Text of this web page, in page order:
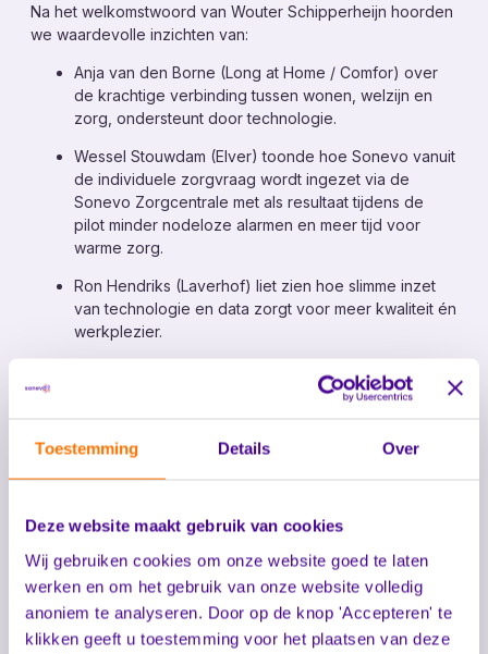
Toestemming Details Over
Deze website maakt gebruik van cookies
Wij gebruiken cookies om onze website goed te laten
werken en om het gebruik van onze website volledig
anoniem te analyseren. Door op de knop 'Accepteren' te
klikken geeft u toestemming voor het plaatsen van deze
Contact
Werken bij
Consultancy
Nieuws
Na het welkomstwoord van Wouter Schipperheijn hoorden
we waardevolle inzichten van:
Anja van den Borne (Long at Home / Comfor) over
de krachtige verbinding tussen wonen, welzijn en
zorg, ondersteunt door technologie.
Wessel Stouwdam (Elver) toonde hoe Sonevo vanuit
de individuele zorgvraag wordt ingezet via de
Sonevo Zorgcentrale met als resultaat tijdens de
pilot minder nodeloze alarmen en meer tijd voor
warme zorg.
Ron Hendriks (Laverhof) liet zien hoe slimme inzet
van technologie en data zorgt voor meer kwaliteit én
werkplezier.
Lasse Himmelberg ontdekten deelnemers hoe data
hogere efficiëntie en meer aandacht voor cliënten.
De relatiedag bewees opnieuw hoe waardevol het is om
morgen.
Dank aan alle sprekers, partners en deelnemers voor hun
bijdrage aan deze inspirerende middag!